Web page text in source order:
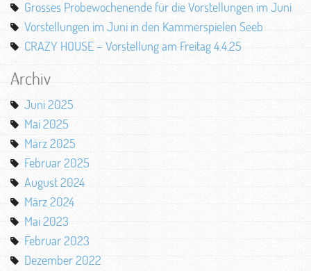
Grosses Probewochenende für die Vorstellungen im Juni
Vorstellungen im Juni in den Kammerspielen Seeb
CRAZY HOUSE – Vorstellung am Freitag 4.4.25
Archiv
Juni 2025
Mai 2025
März 2025
Februar 2025
August 2024
März 2024
Mai 2023
Februar 2023
Dezember 2022